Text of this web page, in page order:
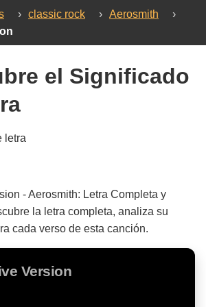
› classic rock › Aerosmith
›
el Significado
letra
- Aerosmith: Letra Completa y
la letra completa, analiza su
cada verso de esta canción.
Version